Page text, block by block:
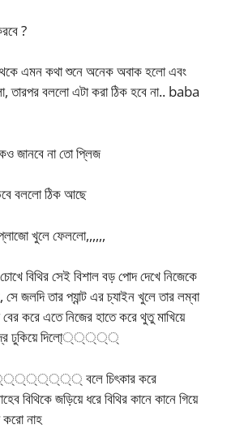
?
এমন কথা শুনে অনেক অবাক হলো এবং
তারপর বললো এটা করা ঠিক হবে না.. baba
জানবে না তো প্লিজ
বললো ঠিক আছে
খুলে ফেললো,,,,,,
বিথির সেই বিশাল বড় পোদ দেখে নিজেকে
জলদি তার প্যান্ট এর চ্যাইন খুলে তার লম্বা
করে এতে নিজের হাতে করে থুতু মাখিয়ে
ছিদ্রে ঢুকিয়ে দিলো্্্্্্
মাগো্্্্্্্্্ বলে চিৎকার করে
বিথিকে জড়িয়ে ধরে বিথির কানে কানে গিয়ে
করো নাহ